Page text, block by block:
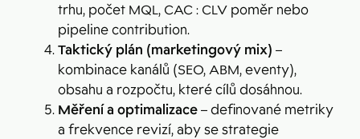
trhu, počet MQL, CAC : CLV poměr nebo
pipeline contribution.
Taktický plán (marketingový mix) –
kombinace kanálů (SEO, ABM, eventy),
obsahu a rozpočtu, které cílů dosáhnou.
Měření a optimalizace– definované metriky
a frekvence revizí, aby se strategie